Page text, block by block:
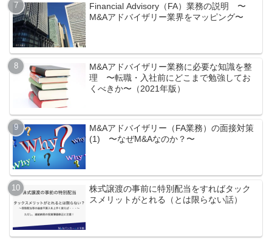
Financial Advisory（FA）業務の説明 〜
M&Aアドバイザリー業界をマッピング〜
M&Aアドバイザリー業務に必要な知識を整
理 〜転職・入社前にどこまで勉強してお
くべきか〜（2021年版）
M&Aアドバイザリー（FA業務）の面接対策
(1) 〜なぜM&Aなのか？〜
株式譲渡の事前に特別配当をすればタック
スメリットがとれる（とは限らない話）